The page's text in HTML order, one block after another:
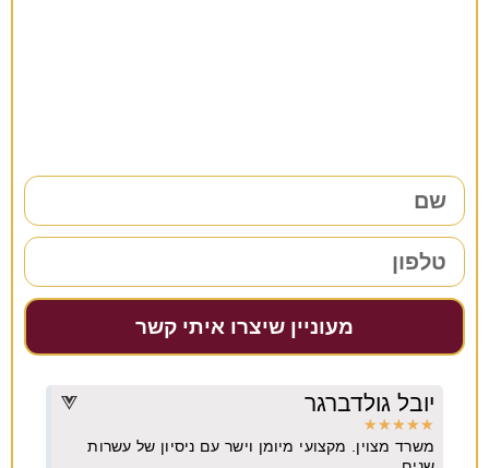
מעוניין שיצרו איתי קשר
יובל גולדברגר
★
★
★
★
★
משרד מצוין. מקצועי מיומן וישר עם ניסיון של עשרות